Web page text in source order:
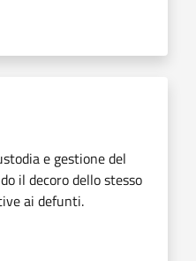
e gestione del
il decoro dello stesso
ai defunti.